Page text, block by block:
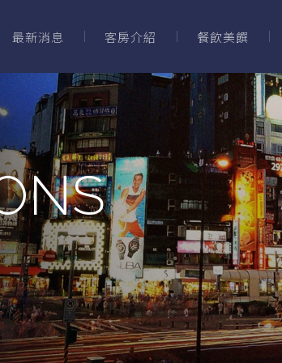
最新消息 客房介紹 餐飲美饌